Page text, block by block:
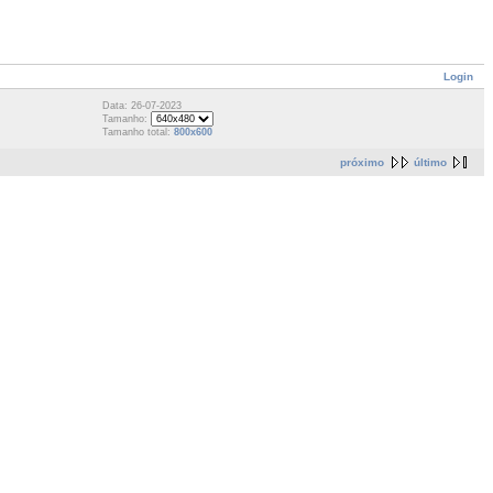
Login
Data: 26-07-2023
Tamanho:
Tamanho total: 800x600
próximo último